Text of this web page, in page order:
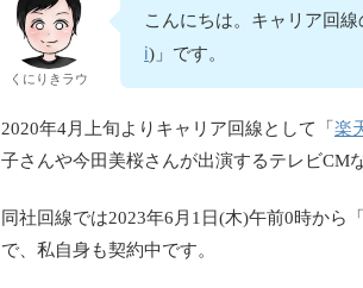
くにりきラウ
こんにちは。キャリア回
i)」です。
2020年4月上旬よりキャリア回線として「 楽
子さんや今田美桜さんが出演するテレビCM
同社回線では2023年6月1日(木)午前0時から「
で、私自身も契約中です。